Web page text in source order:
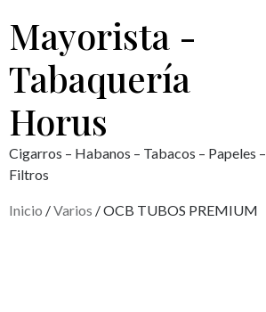
Mayorista -
Tabaquería
Horus
Cigarros – Habanos – Tabacos – Papeles –
Filtros
Inicio /Varios / OCB TUBOS PREMIUM